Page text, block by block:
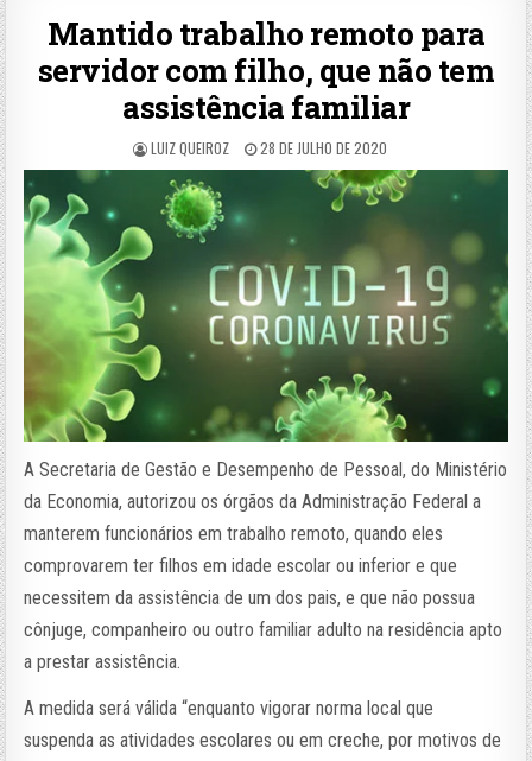
Mantido trabalho remoto para
servidor com filho, que não tem
assistência familiar
LUIZ QUEIROZ 28 DE JULHO DE 2020
A Secretaria de Gestão e Desempenho de Pessoal, do Ministério
da Economia, autorizou os órgãos da Administração Federal a
manterem funcionários em trabalho remoto, quando eles
comprovarem ter filhos em idade escolar ou inferior e que
necessitem da assistência de um dos pais, e que não possua
cônjuge, companheiro ou outro familiar adulto na residência apto
a prestar assistência.
A medida será válida “enquanto vigorar norma local que
suspenda as atividades escolares ou em creche, por motivos de